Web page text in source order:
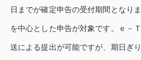
日までが確定申告の受付期間となり
を中心とした申告が対象です。ｅ－
送による提出が可能ですが、期日ぎ